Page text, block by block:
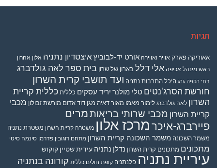
ראש מינהל אכיפה אלי דלל בארון של שרון בית ספר לאה גולדברג
בתי הקפה גרג היכל התרבות נתניה ועד תושבי קרית השרון
חורשת הסרג'נטיםטלי מולנריריד עסקים כללית כללית קריית
השרון לאה גולדברג לימור מאמו מאור דאיה מגן דוד אדום מורשת זבולון מכבי
קריית השרוןמכבי שרותי בריאותמרים
פיירברג-איכרמרכז אלון משטרה קריית השרון
משמר השכונה משמר השכונה קריית השרון מתחם רוגובין פדרמן סינמה סיטי
מתכונים מתכונים קרית השרון נדלןנתניהעידית שטיין קוקוש
עיריית נתניה פלנתניה קופת חולים כללית קורונה בנתניה
קרית השרון רואה חשבון אריאל גורן קריית השרוןרכישה קבוצתית